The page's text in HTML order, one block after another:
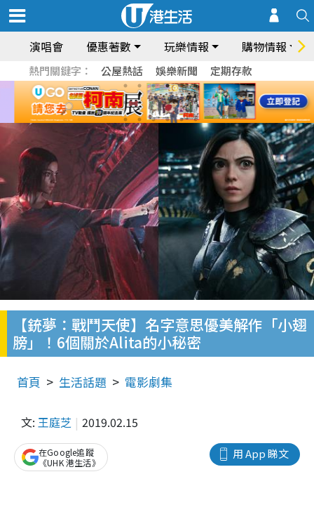
演唱會 優惠著數 玩樂情報 購物情報
熱門關鍵字： 公屋熱話 娛樂新聞 定期存款
【銃夢：戰鬥天使】名字意思優美解作「小翅
膀」！6個關於Alita的小秘密
首頁 生活話題 電影劇集
文: 王庭芝 2019.02.15
用 App 睇文
在Google追蹤
《UHK 港生活》